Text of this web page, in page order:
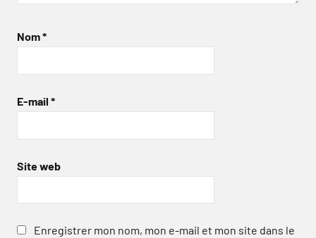
Nom*
E-mail *
Site web
Enregistrer mon nom, mon e-mail et mon site dans le